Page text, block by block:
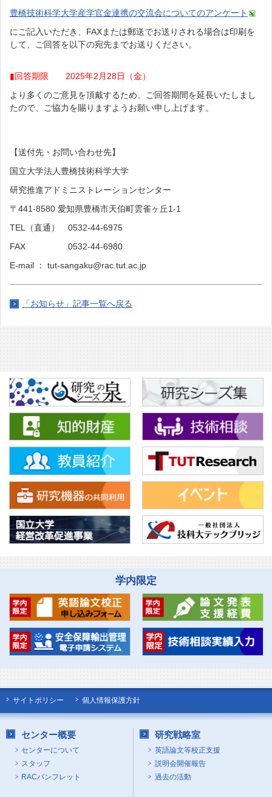
豊橋技術科学大学産学官金連携の交流会についてのアンケート
にご記入いただき、 FAXまたは郵送でお送りされる場合は印刷を
して、ご回答を以下の宛先までお送りください。
▮回答期限 2025年2月28日（金）
より多くのご意見を頂戴するため、ご回答期間を延長いたしまし
たので、ご協力を賜りますようお願い申し上げます。
【送付先・お問い合わせ先】
国立大学法人豊橋技術科学大学
研究推進アドミニストレーションセンター
〒 441-8580 愛知県豊橋市天伯町雲雀ヶ丘1-1
TEL
（直通） 0532-44-6975
FAX
0532-44-6980
E-mail
： tut-sangaku@rac.tut.ac.jp
「お知らせ」記事一覧へ戻る
学内限定
サイトポリシー 個人情報保護方針
センター概要
センターについて
スタッフ
RACパンフレット
研究戦略室
英語論文等校正支援
説明会開催報告
過去の活動